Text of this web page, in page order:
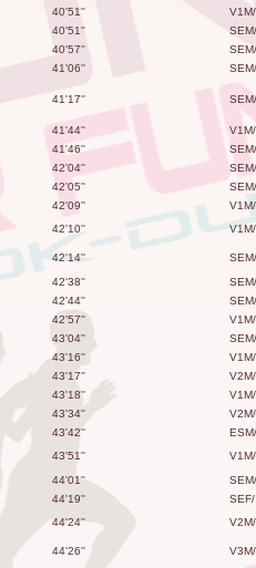
40'51''
V1M/
40'51''
SEM/
40'57''
SEM/
41'06'' SEM/
41'17'' SEM/
41'44''
V1M/
41'46''
SEM/
42'04''
SEM/
42'05''
SEM/
42'09''
V1M/
42'10'' V1M/
42'14''
SEM/
42'38''
SEM/
42'44''
SEM/
42'57''
V1M/
43'04''
SEM/
43'16''
V1M/
43'17''
V2M/
43'18''
V1M/
43'34''
V2M/
43'42''
ESM/
43'51''
V1M/
44'01''
SEM/
44'19''
SEF/
44'24'' V2M/
44'26''
V3M/